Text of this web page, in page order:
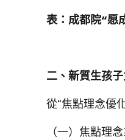
表：成都院“愿
二、新質生孩
從“焦點理念優
（一）焦點理